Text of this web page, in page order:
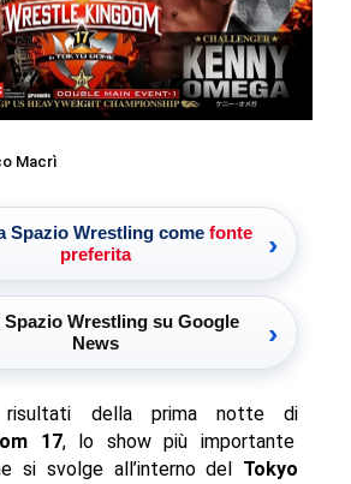
Macrì
Spazio Wrestling come fonte
preferita
›
Spazio Wrestling su Google
News
›
della prima notte di
17, lo show più importante
si svolge all’interno del Tokyo